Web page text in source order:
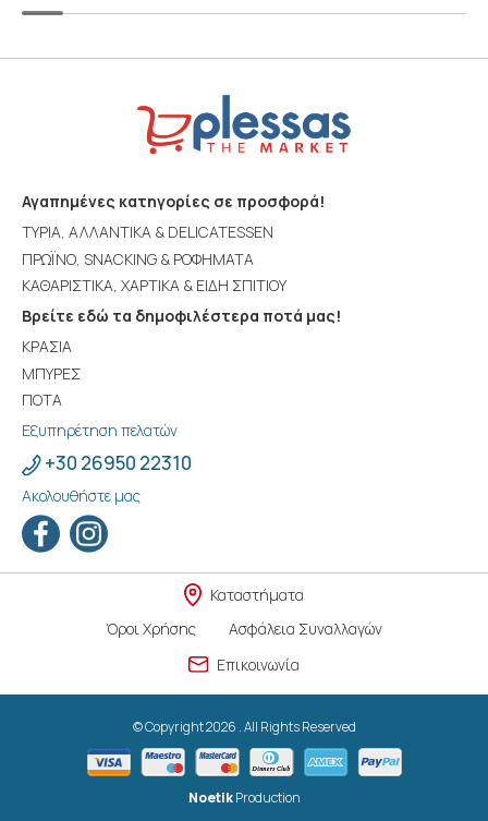
Αγαπημένες κατηγορίες σε προσφορά!
ΤΥΡΙΑ, ΑΛΛΑΝΤΙΚΑ & DELICATESSEN
ΠΡΩΪΝΟ, SNACKING & ΡΟΦΗΜΑΤΑ
ΚΑΘΑΡΙΣΤΙΚΑ, ΧΑΡΤΙΚΑ & ΕΙΔΗ ΣΠΙΤΙΟΥ
Βρείτε εδώ τα δημοφιλέστερα ποτά μας!
ΚΡΑΣΙΑ
ΜΠΥΡΕΣ
ΠΟΤΑ
Εξυπηρέτηση πελατών
+30 26950 22310
Ακολουθήστε μας
Καταστήματα
Όροι Χρήσης
Ασφάλεια Συναλλαγών
Επικοινωνία
© Copyright 2026 . All Rights Reserved
Noetik Production